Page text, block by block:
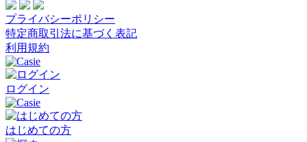
プライバシーポリシー
特定商取引法に基づく表記
利用規約
ログイン
はじめての方